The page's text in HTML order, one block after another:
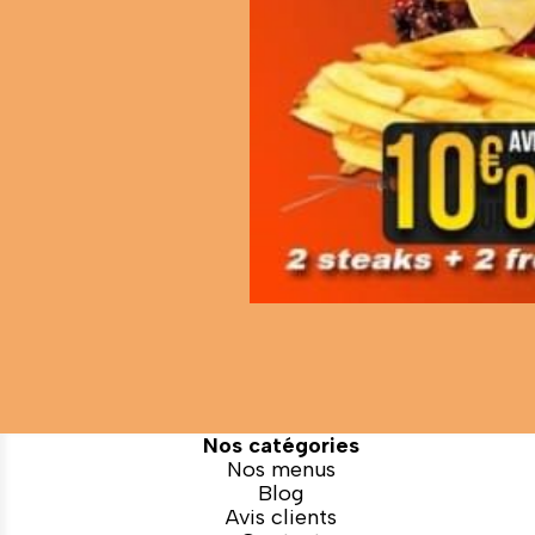
Nos catégories
Nos menus
Blog
Avis clients